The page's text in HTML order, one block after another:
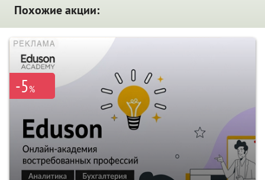
Похожие акции:
-5%